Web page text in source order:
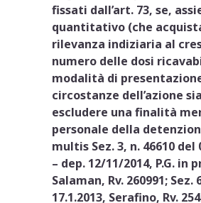
fissati dall’art. 73, se,
quantitativo (che
rilevanza indiziaria al
numero delle dosi
modalità di
circostanze dell’azione
escludere una finalità
personale della
multis Sez. 3, n. 46610 del
– dep. 12/11/2014, P.G. in
Salaman, Rv. 260991; Sez.
17.1.2013, Serafino, Rv.